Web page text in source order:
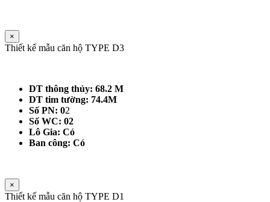
×
Thiết kế mẫu căn hộ TYPE D3
DT thông thủy: 68.2 M
DT tim tường: 74.4M
Số PN: 02
Số WC: 02
Lô Gia: Có
Ban công: Có
×
Thiết kế mẫu căn hộ TYPE D1